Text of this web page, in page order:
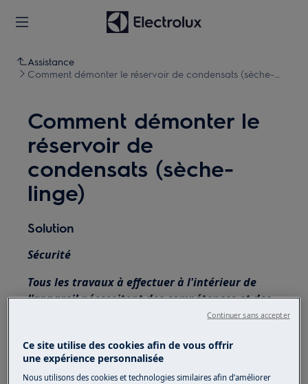
Assistance
Comment démonter le réservoir de condensats (sèche-
Comment démonter le
réservoir de
condensats (sèche-
linge)
Solution
Sécurité
Tous les travaux à effectuer à l'intérieur de
l'appareil nécessitent des compétences et des
connaissances spécifiques et ne peuvent être
qualifiés et autorisés.
Cette plateforme n'est pas équipée d'un
Ce site utilise des cookies afin de vous offrir
une expérience personnalisée
Nous utilisons des cookies et technologies similaires afin d’améliorer
Continuer sans accepter